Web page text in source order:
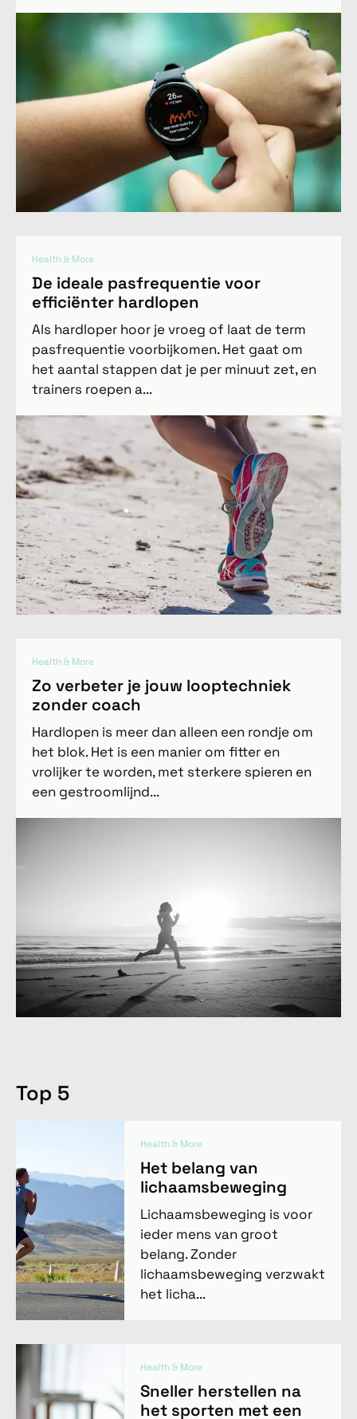
Health & More
De ideale pasfrequentie voor
efficiënter hardlopen
Als hardloper hoor je vroeg of laat de term
pasfrequentie voorbijkomen. Het gaat om
het aantal stappen dat je per minuut zet, en
trainers roepen a...
Health & More
Zo verbeter je jouw looptechniek
zonder coach
Hardlopen is meer dan alleen een rondje om
het blok. Het is een manier om fitter en
vrolijker te worden, met sterkere spieren en
een gestroomlijnd...
Top 5
Health & More
Het belang van
lichaamsbeweging
Lichaamsbeweging is voor
ieder mens van groot
belang. Zonder
lichaamsbeweging verzwakt
het licha...
Health & More
Sneller herstellen na
het sporten met een